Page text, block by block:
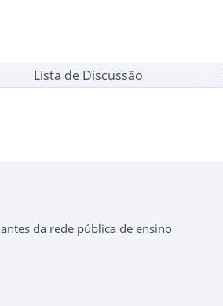
Lista de Discussão
da rede pública de ensino